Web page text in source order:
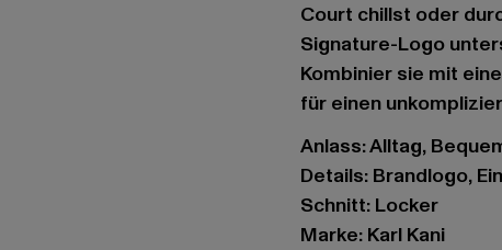
Court chillst oder
Signature-Logo
Kombinier sie mit
für einen
Anlass: Alltag,
Details: Brandlogo,
Schnitt: Locker
Marke: Karl Kani